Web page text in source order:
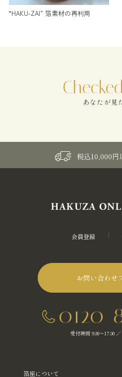
“HAKU-ZAI” 箔素材の再利用
あなたが見
税込10,000円
会員登録
お問い合わせ
0120-
受付時間 9:30～17:30
箔座について